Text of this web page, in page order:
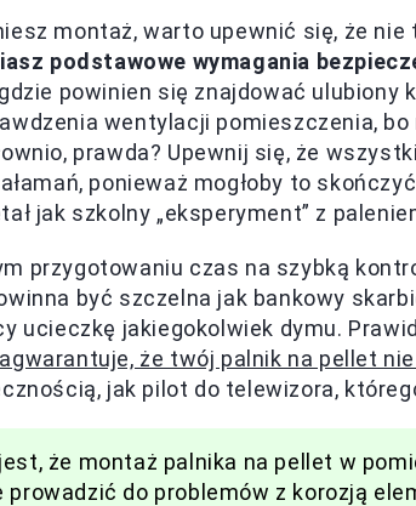
montaż, warto upewnić się, że
podstawowe wymagania
powinien się znajdować ulubiony
wentylacji pomieszczenia,
prawda? Upewnij się, że
ponieważ mogłoby to
jak szkolny „eksperyment” z
przygotowaniu czas na szybką
być szczelna jak bankowy
ucieczkę jakiegokolwiek dymu.
że twój palnik na pellet nie
jak pilot do telewizora,
że montaż palnika na pellet w
prowadzić do problemów z korozją